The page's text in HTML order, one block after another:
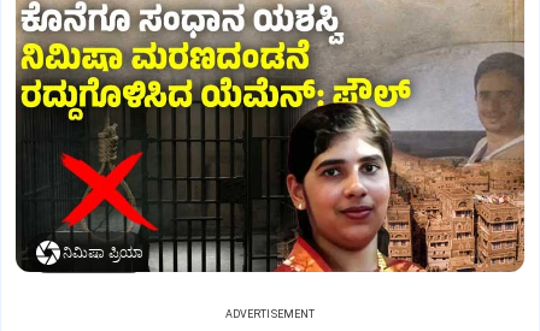
ನಿಮಿಷಾ ಪ್ರಿಯಾ
ADVERTISEMENT